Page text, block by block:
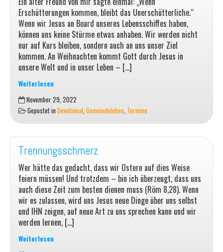
Erschütterungen kommen, bleibt das Unerschütterliche.“
Wenn wir Jesus an Board unseres Lebensschiffes haben,
können uns keine Stürme etwas anhaben. Wir werden nicht
nur auf Kurs bleiben, sondern auch an uns unser Ziel
kommen. An Weihnachten kommt Gott durch Jesus in
unsere Welt und in unser Leben – […]
Weiterlesen
Heiligabend-
Gottesdienst
am
24.12.
um
15:00
November 29, 2022
Gepostet inDevotional Gemeindeleben Termine
Trennungsschmerz
Wer hätte das gedacht, dass wir Ostern auf dies Weise
feiern müssen! Und trotzdem – bin ich überzeugt, dass uns
auch diese Zeit zum besten dienen muss (Röm 8,28). Wenn
wir es zulassen, wird uns Jesus neue Dinge über uns selbst
und IHN zeigen, auf neue Art zu uns sprechen kann und wir
werden lernen, […]
Weiterlesen
Trennungsschmerz